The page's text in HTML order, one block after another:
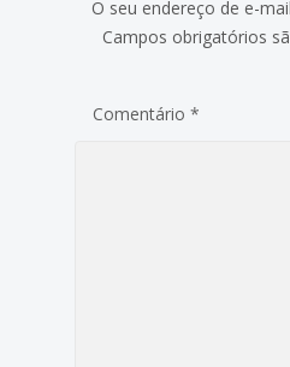
O seu endereço de e-
Campos obrigatórios
Comentário *